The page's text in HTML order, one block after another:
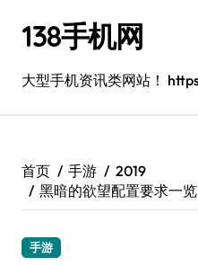
138手机网
大型手机资讯类网站！
首页 手游
2019
黑暗的欲望配置要求一
手游